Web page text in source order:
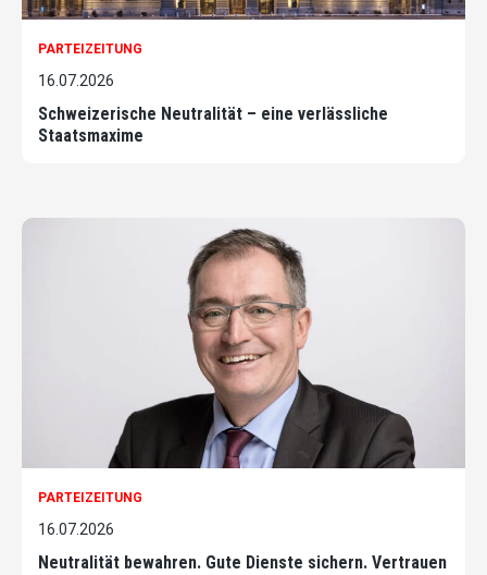
PARTEIZEITUNG
16.07.2026
Schweizerische Neutralität – eine verlässliche
Staatsmaxime
PARTEIZEITUNG
16.07.2026
Neutralität bewahren. Gute Dienste sichern. Vertrauen